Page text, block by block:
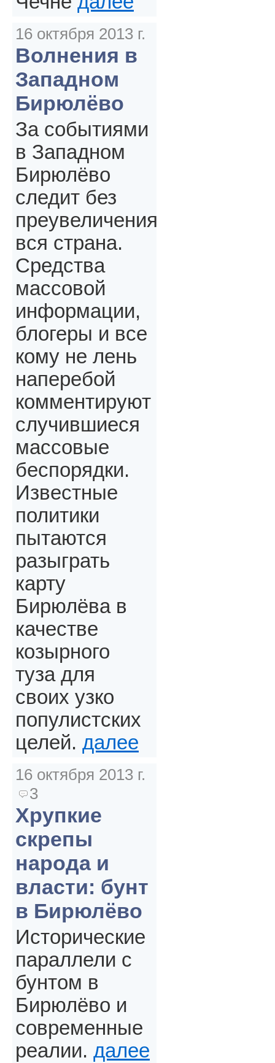
16 октября 2013 г.
Волнения в
Западном
Бирюлёво
За событиями
в Западном
Бирюлёво
следит без
преувеличения
вся страна.
Средства
массовой
информации,
блогеры и все
кому не лень
наперебой
комментируют
случившиеся
массовые
беспорядки.
Известные
политики
пытаются
разыграть
карту
Бирюлёва в
качестве
козырного
туза для
своих узко
популистских
целей. далее
16 октября 2013 г.
3
Хрупкие
скрепы
народа и
власти: бунт
в Бирюлёво
Исторические
параллели с
бунтом в
Бирюлёво и
современные
реалии. далее